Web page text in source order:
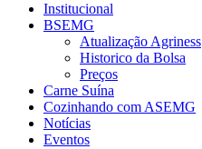
Institucional
BSEMG
Atualização Agriness
Historico da Bolsa
Preços
Carne Suína
Cozinhando com ASEMG
Notícias
Eventos